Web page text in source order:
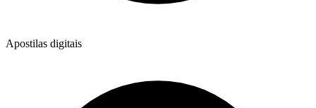
Apostilas digitais